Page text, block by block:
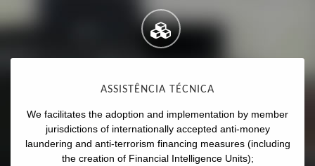
ASSISTÊNCIA TÉCNICA
We facilitates the adoption and implementation by member
jurisdictions of internationally accepted anti-money
laundering and anti-terrorism financing measures (including
the creation of Financial Intelligence Units);